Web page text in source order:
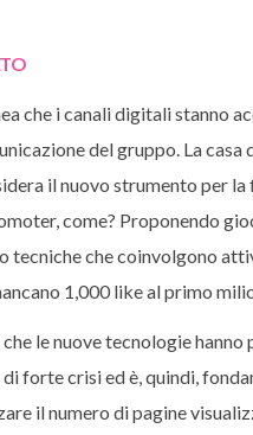
che i canali digitali stanno
del gruppo. La
il nuovo strumento per
come? Proponendo
tecniche che coinvolgono
1,000 like al primo
le nuove tecnologie
forte crisi ed è, quindi,
il numero di pagine